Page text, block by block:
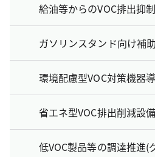
給油等からのVOC排出抑
ガソリンスタンド向け補
環境配慮型VOC対策機器
省エネ型VOC排出削減設
低VOC製品等の調達推進(